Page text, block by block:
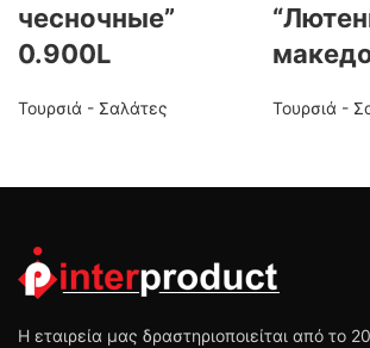
чесночные”
0.900L
Τουρσιά - Σαλάτες Τουρσιά -
Η εταιρεία μας δραστηριοποιείται από το